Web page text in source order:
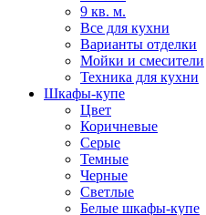
9 кв. м.
Все для кухни
Варианты отделки
Мойки и смесители
Техника для кухни
Шкафы-купе
Цвет
Коричневые
Серые
Темные
Черные
Светлые
Белые шкафы-купе